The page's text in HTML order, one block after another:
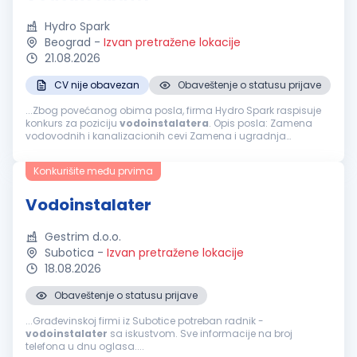
Hydro Spark
Beograd - Izvan pretražene lokacije
21.08.2026
CV nije obavezan
Obaveštenje o statusu prijave
...Zbog povećanog obima posla, firma Hydro Spark raspisuje
konkurs za poziciju vodoinstalatera. Opis posla: Zamena
vodovodnih i kanalizacionih cevi Zamena i ugradnja
protočnih i digitalnih...
Konkurišite među prvima
Vodoinstalater
Gestrim d.o.o.
Subotica - Izvan pretražene lokacije
18.08.2026
Obaveštenje o statusu prijave
...Građevinskoj firmi iz Subotice potreban radnik -
vodoinstalater sa iskustvom. Sve informacije na broj
telefona u dnu oglasa....